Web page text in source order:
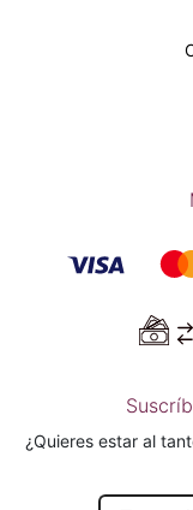
¿Quieres estar al